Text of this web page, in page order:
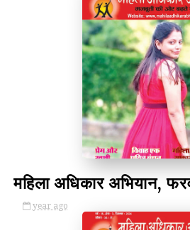
by Kulina Kumari
year ago